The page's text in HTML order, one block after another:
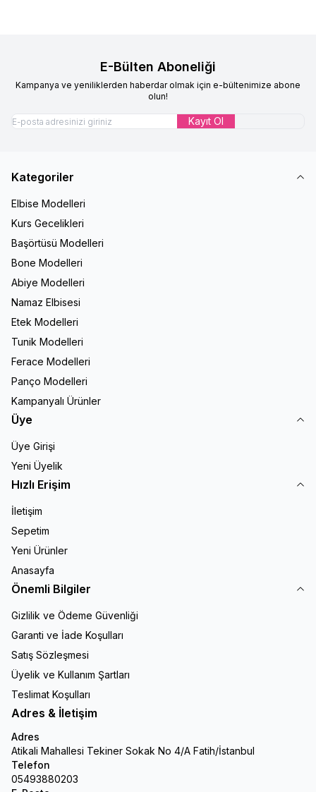
E-Bülten Aboneliği
Kampanya ve yeniliklerden haberdar olmak için e-bültenimize abone
olun!
Kayıt Ol
Kategoriler
Elbise Modelleri
Kurs Gecelikleri
Başörtüsü Modelleri
Bone Modelleri
Abiye Modelleri
Namaz Elbisesi
Etek Modelleri
Tunik Modelleri
Ferace Modelleri
Panço Modelleri
Kampanyalı Ürünler
Üye
Üye Girişi
Yeni Üyelik
Hızlı Erişim
İletişim
Sepetim
Yeni Ürünler
Anasayfa
Önemli Bilgiler
Gizlilik ve Ödeme Güvenliği
Garanti ve İade Koşulları
Satış Sözleşmesi
Üyelik ve Kullanım Şartları
Teslimat Koşulları
Adres & İletişim
Adres
Atikali Mahallesi Tekiner Sokak No 4/A Fatih/İstanbul
Telefon
05493880203